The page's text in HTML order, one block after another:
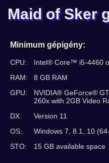
Maid of Sker
Minimum gépigény:
CPU:
Intel® Core™ i5-4460
RAM:
8 GB RAM
GPU:
NVIDIA® GeForce®
260x with 2GB Video
DX:
Version 11
OS:
Windows 7, 8.1, 10
STO:
15 GB available space